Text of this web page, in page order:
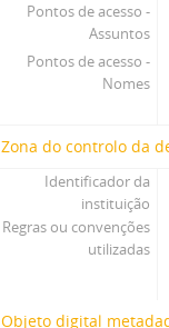
Pontos de acesso -
Assuntos
Pontos de acesso -
Nomes
Zona do controlo da
Identificador da
instituição
Regras ou convenções
utilizadas
Objeto digital